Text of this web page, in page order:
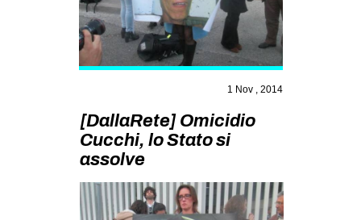
DEGENERAZIONE
GAZA FREESTYLE
CSOA LAMBRETTA
STUDENTI TSUNAMI
ZAM
MOBILITAZIONI
1 Nov , 2014
[DallaRete] Omicidio
Cucchi, lo Stato si
assolve